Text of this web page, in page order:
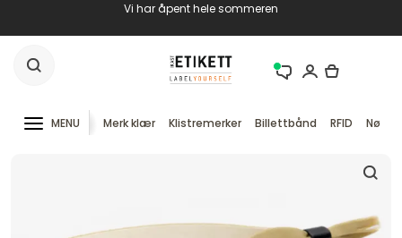
Vi har åpent hele sommeren
MENU Merk klær Klistremerker Billettbånd RFID